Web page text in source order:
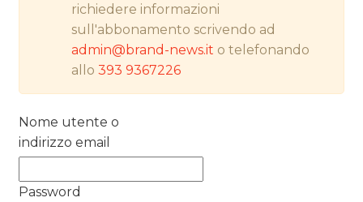
PREVISIONI/SCENARI
NORMATIVE
TREND
CASE HISTORY
richiedere informazioni
sull'abbonamento scrivendo ad
admin@brand-news.it o telefonando
allo393 9367226
Nome utente o
indirizzo email
Password